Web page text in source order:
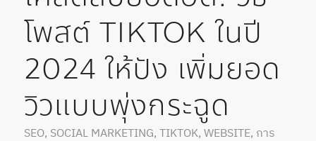
โพสต์ TIKTOK ในปี
2024 ให้ปัง เพิ่มยอด
วิวแบบพุ่งกระฉูด
SEO, SOCIAL MARKETING, TIKTOK, WEBSITE, การ